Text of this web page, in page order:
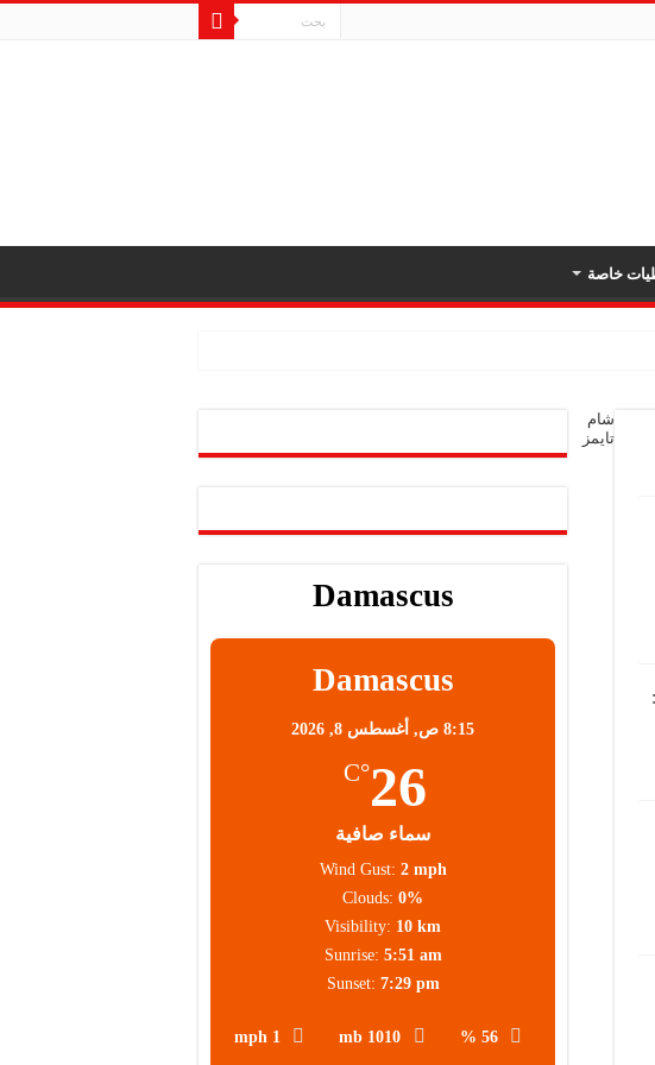
خاصة
Damascus
Damascus
8:15 ص, أغسطس 8, 2026
26
°C
سماء صافية
56 %
1010 mb
1 mph
Wind Gust: 2 mph
Clouds: 0%
Visibility: 10 km
Sunrise: 5:51 am
Sunset: 7:29 pm
شام
تايمز